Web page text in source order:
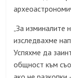
„За изминалите
изследвахме
Успяхме да
общност към